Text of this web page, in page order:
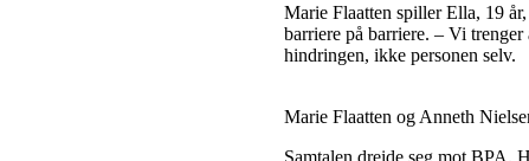
Marie Flaatten spiller Ella, 19
barriere på barriere. – Vi
hindringen, ikke personen selv.
Marie Flaatten og Anneth
Samtalen dreide seg mot BPA.